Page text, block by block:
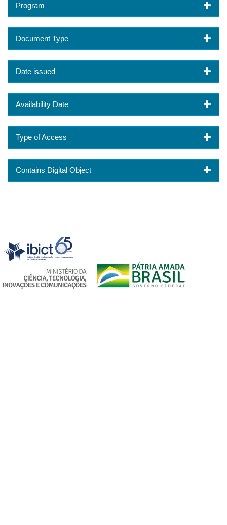
Program
Document Type
Date issued
Availability Date
Type of Access
Contains Digital Object